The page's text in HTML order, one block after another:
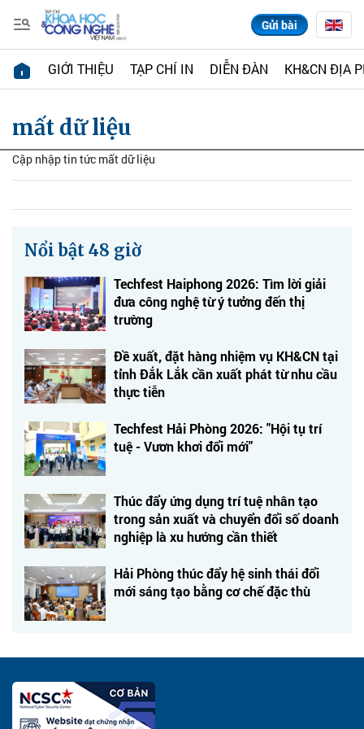
Gửi bài
GIỚI THIỆU TẠP CHÍ IN DIỄN ĐÀN KH&CN ĐỊA
mất dữ liệu
Cập nhập tin tức mất dữ liệu
Nổi bật 48 giờ
Techfest Haiphong 2026: Tìm lời giải
đưa công nghệ từ ý tưởng đến thị
trường
Đề xuất, đặt hàng nhiệm vụ KH&CN tại
tỉnh Đắk Lắk cần xuất phát từ nhu cầu
thực tiễn
Techfest Hải Phòng 2026: "Hội tụ trí
tuệ - Vươn khơi đổi mới"
Thúc đẩy ứng dụng trí tuệ nhân tạo
trong sản xuất và chuyển đổi số doanh
nghiệp là xu hướng cần thiết
Hải Phòng thúc đẩy hệ sinh thái đổi
mới sáng tạo bằng cơ chế đặc thù